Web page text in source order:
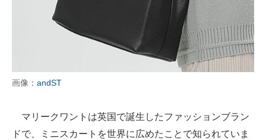
画像： andST
マリークワントは英国で誕生したファッションブラン
ドで、ミニスカートを世界に広めたことで知られていま